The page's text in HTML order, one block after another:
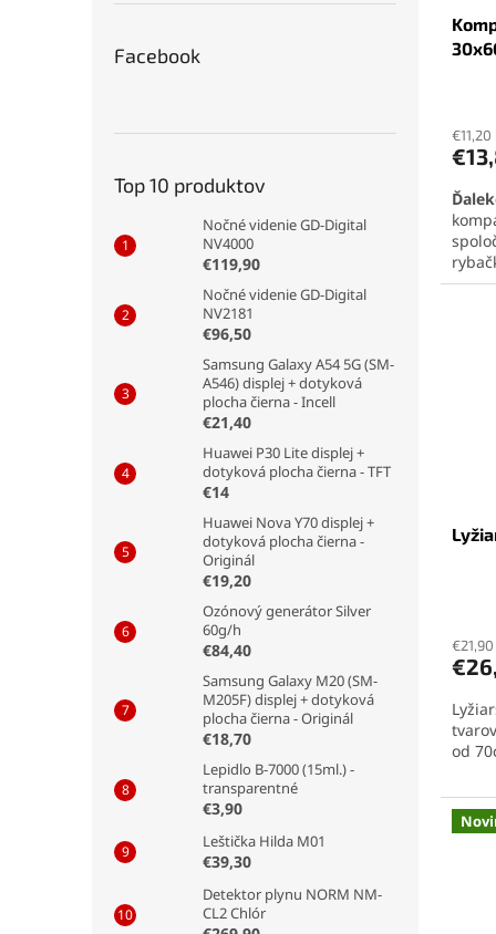
Facebook
Top 10 produktov
Nočné videnie GD-Digital
NV4000
€119,90
Nočné videnie GD-Digital
NV2181
€96,50
Samsung Galaxy A54 5G (SM-
A546) displej + dotyková
plocha čierna - Incell
€21,40
Huawei P30 Lite displej +
dotyková plocha čierna - TFT
€14
Huawei Nova Y70 displej +
dotyková plocha čierna -
Originál
€19,20
Ozónový generátor Silver
60g/h
€84,40
Samsung Galaxy M20 (SM-
M205F) displej + dotyková
plocha čierna - Originál
€18,70
Lepidlo B-7000 (15ml.) -
transparentné
€3,90
Leštička Hilda M01
€39,30
Detektor plynu NORM NM-
CL2 Chlór
je
z
5
€11,20
je
z
5
od